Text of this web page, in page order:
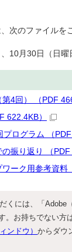
次のファイルを
10月30日（日曜
4回） （PDF
622.4KB）
プログラム （PDF
振り返り （PDF
ワーク用参考資料
くには、「Adobe（
。お持ちでない方
ンドウ）からダウ